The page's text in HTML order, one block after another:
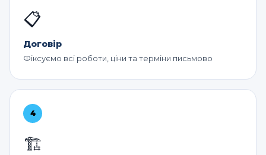
📋
Договір
Фіксуємо всі роботи, ціни та терміни письмово
4
🏗️